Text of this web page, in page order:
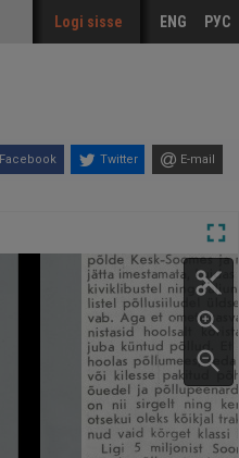
Logi sisse ENG РУС
Facebook Twitter E-mail